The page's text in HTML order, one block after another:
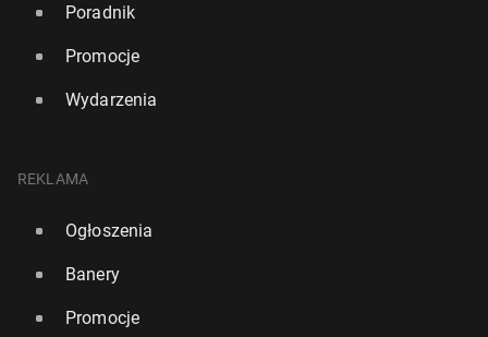
Poradnik
Promocje
Wydarzenia
REKLAMA
Ogłoszenia
Banery
Promocje